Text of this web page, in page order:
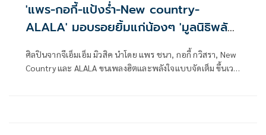
'แพร-กอกี้-แป้งร่ำ-New country-
ALALA' มอบรอยยิ้มแก่น้องๆ 'มูลนิธิพลัง
ศิลปินจากจีเอ็มเอ็ม มิวสิค นำโดย แพร ชนา, กอกี้ กวิสรา, New
Country และ ALALA ขนเพลงฮิตและพลังใจแบบจัดเต็ม ขึ้นเวที